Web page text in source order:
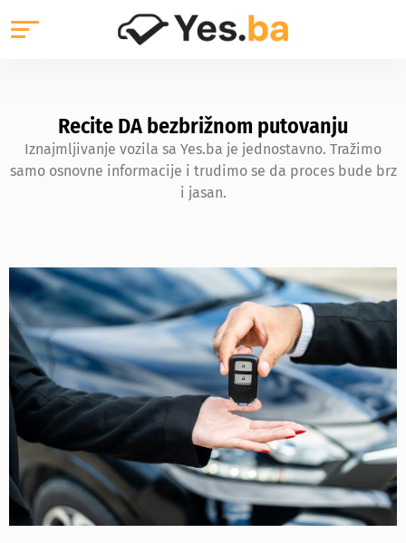
Recite DA bezbrižnom putovanju
Iznajmljivanje vozila sa Yes.ba je jednostavno. Tražimo
samo osnovne informacije i trudimo se da proces bude brz
i jasan.